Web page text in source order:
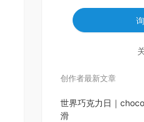
创作者最新文章
世界巧克力日｜
滑